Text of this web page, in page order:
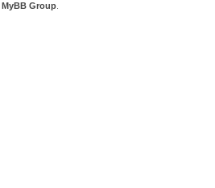
MyBB Group